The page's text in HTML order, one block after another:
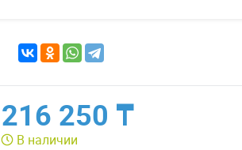
216 250 ₸
В наличии